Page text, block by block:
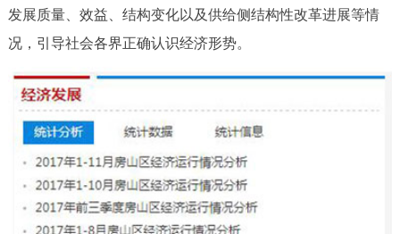
发展质量、效益、结构变化以及供给侧结构性改革进展等情
况，引导社会各界正确认识经济形势。